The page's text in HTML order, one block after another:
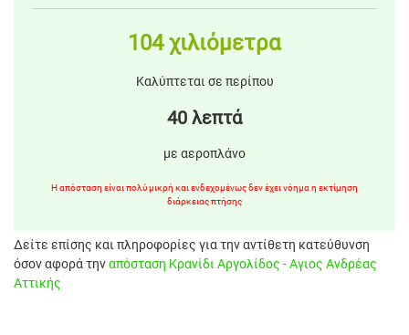
104 χιλιόμετρα
Καλύπτεται σε περίπου
40 λεπτά
με αεροπλάνο
Η απόσταση είναι πολύ μικρή και ενδεχομένως δεν έχει νόημα η εκτίμηση
διάρκειας πτήσης
Δείτε επίσης και πληροφορίες για την αντίθετη κατεύθυνση
όσον αφορά τηναπόσταση Κρανίδι Αργολίδος - Αγιος Ανδρέας
Αττικής